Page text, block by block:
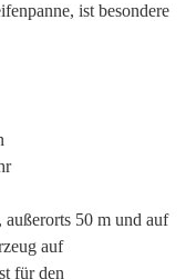
ist besondere
außerorts 50 m und auf
auf
für den